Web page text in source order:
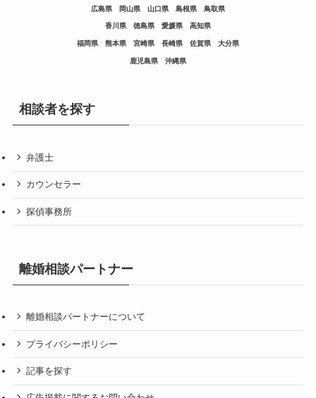
広島県 岡山県 山口県 島根県 鳥取県
香川県 徳島県 愛媛県 高知県
福岡県 熊本県 宮崎県 長崎県 佐賀県 大分県
鹿児島県 沖縄県
相談者を探す
弁護士
カウンセラー
探偵事務所
離婚相談パートナー
離婚相談パートナーについて
プライバシーポリシー
記事を探す